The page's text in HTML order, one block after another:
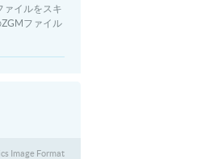
ァイルをスキ
ファイル
Image Format